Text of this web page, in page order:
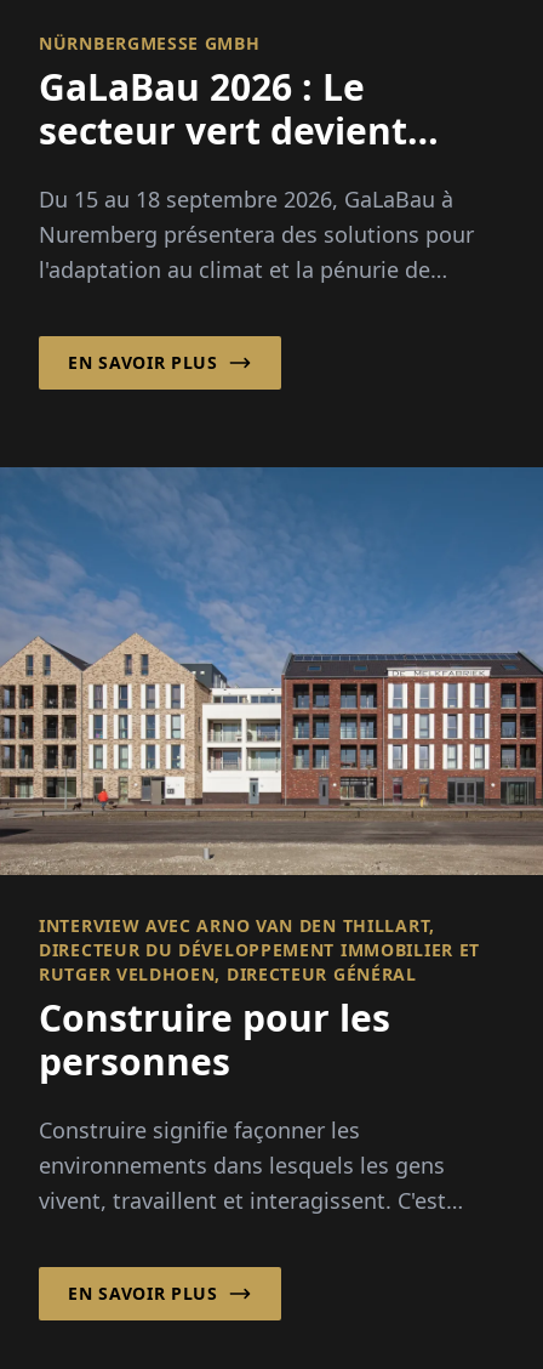
NÜRNBERGMESSE GMBH
GaLaBau 2026 : Le
secteur vert devient
Du 15 au 18 septembre 2026, GaLaBau à
Nuremberg présentera des solutions pour
l'adaptation au climat et la pénurie de
espace futur pour la numérisation et l'IA.
EN SAVOIR PLUS
INTERVIEW AVEC ARNO VAN DEN THILLART,
DIRECTEUR DU DÉVELOPPEMENT IMMOBILIER ET
RUTGER VELDHOEN, DIRECTEUR GÉNÉRAL
Construire pour les
personnes
Construire signifie façonner les
environnements dans lesquels les gens
vivent, travaillent et interagissent. C'est
construction réussies concernent plus que...
EN SAVOIR PLUS